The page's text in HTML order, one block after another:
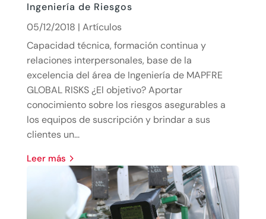
Ingeniería de Riesgos
05/12/2018 | Artículos
Capacidad técnica, formación continua y
relaciones interpersonales, base de la
excelencia del área de Ingeniería de MAPFRE
GLOBAL RISKS ¿El objetivo? Aportar
conocimiento sobre los riesgos asegurables a
los equipos de suscripción y brindar a sus
clientes un...
leer más